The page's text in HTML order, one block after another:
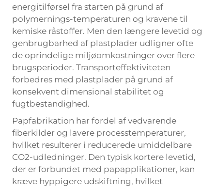
energitilførsel fra starten på grund af
polymernings-temperaturen og kravene til
kemiske råstoffer. Men den længere levetid og
genbrugbarhed af plastplader udligner ofte
de oprindelige miljøomkostninger over flere
brugsperioder. Transporteffektiviteten
forbedres med plastplader på grund af
konsekvent dimensional stabilitet og
fugtbestandighed.
Papfabrikation har fordel af vedvarende
fiberkilder og lavere processtemperaturer,
hvilket resulterer i reducerede umiddelbare
CO2-udledninger. Den typisk kortere levetid,
der er forbundet med papapplikationer, kan
kræve hyppigere udskiftning, hvilket